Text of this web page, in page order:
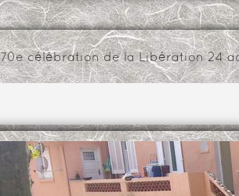
70e célébration de la Libération 24